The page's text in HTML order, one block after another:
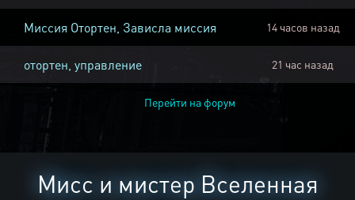
Миссия Отортен, Зависла миссия 14 часов назад
отортен, управление 21 час назад
Перейти на форум
Мисс и мистер Вселенная